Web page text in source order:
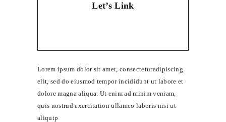
Let’s Link
Lorem ipsum dolor sit amet, consecteturadipiscing
elit, sed do eiusmod tempor incididunt ut labore et
dolore magna aliqua. Ut enim ad minim veniam,
quis nostrud exercitation ullamco laboris nisi ut
aliquip